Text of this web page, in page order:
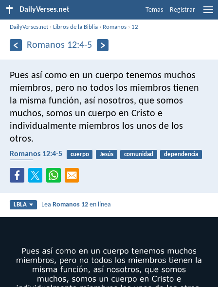
DailyVerses.net Temas Registrar
DailyVerses.net ›Libros de la Biblia › Romanos › 12
Romanos 12:4-5
Pues así como en un cuerpo tenemos muchos
miembros, pero no todos los miembros tienen
la misma función, así nosotros, que somos
muchos, somos un cuerpo en Cristo e
individualmente miembros los unos de los
otros.
Romanos 12:4-5 cuerpo Jesús comunidad
dependencia
LBLA LeaRomanos 12 en línea